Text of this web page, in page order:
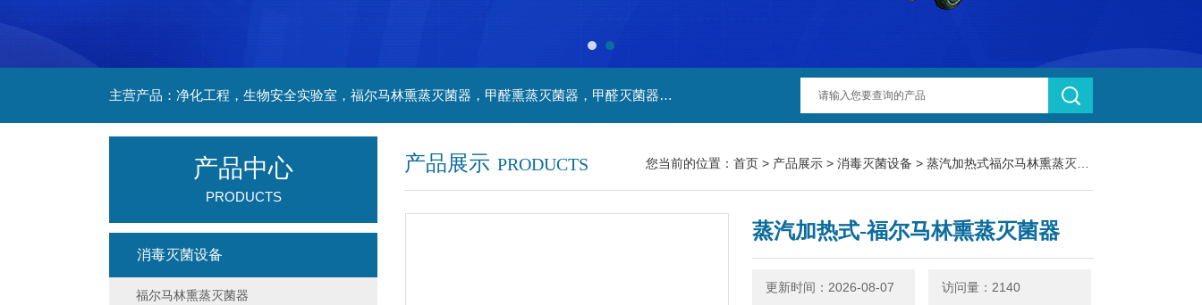
主营产品：净化工程，生物安全实验室，福尔马林熏蒸灭菌器，甲醛熏蒸灭菌器，甲醛灭菌器，灭菌器，不锈钢家具，不锈钢防爆酒精灯，污水处理系统，无火焰高温灭菌器，净化工程，百级恒温实验室，洁净工程，
产品展示 PRODUCTS 您当前的位置： 首页 > 产品展示 > 消毒灭菌设备 > 蒸汽加热式福尔马林熏蒸灭菌器
蒸汽加热式-福尔马林熏蒸灭菌器
更新时间：2026-08-07 访问量：2140
产品中心
PRODUCTS
消毒灭菌设备
福尔马林熏蒸灭菌器